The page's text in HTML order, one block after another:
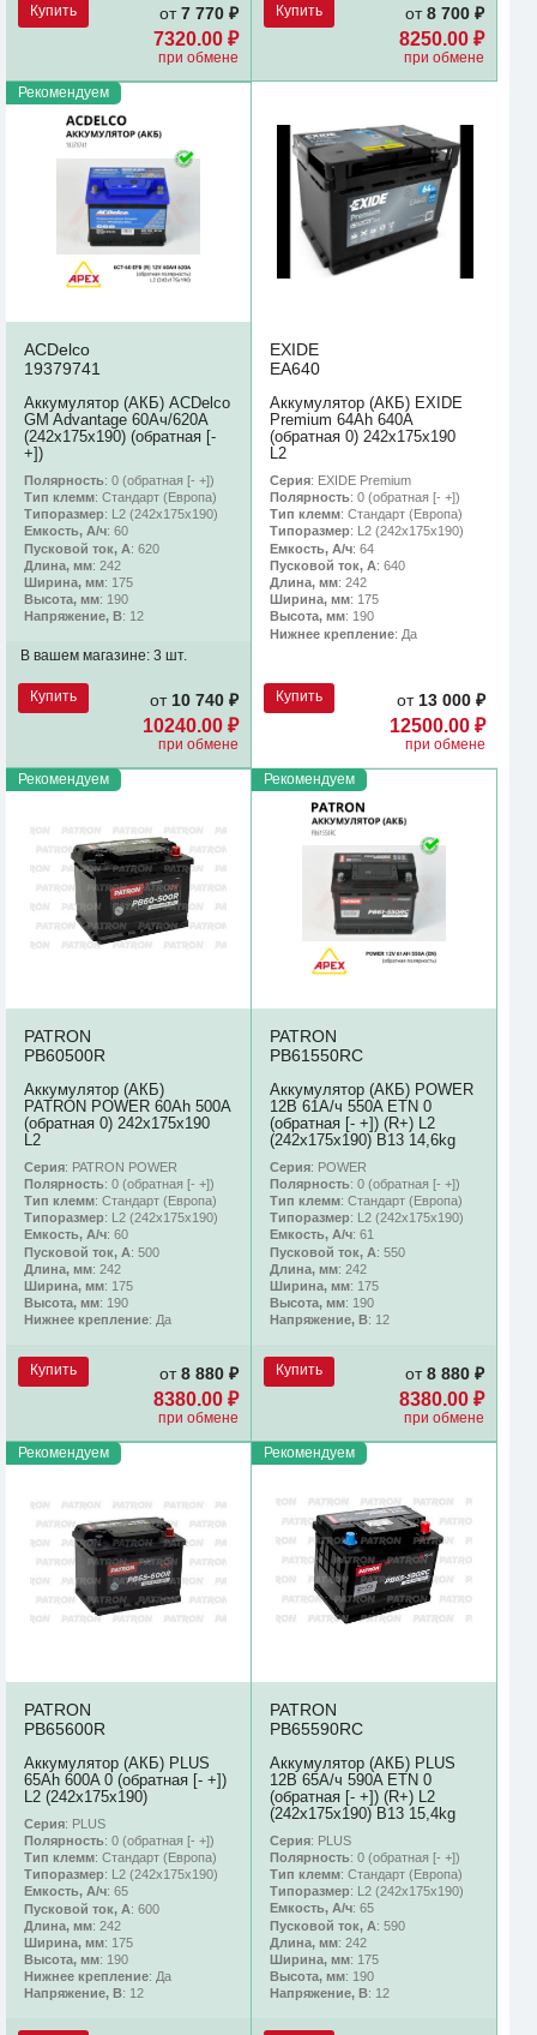
Купить от7 770 ₽
7320.00 ₽
при обмене
Купить от8 700 ₽
8250.00 ₽
при обмене
Рекомендуем
ACDelco
19379741
Аккумулятор (АКБ) ACDelco
GM Advantage 60Ач/620А
(242х175х190) (обратная [-
+])
Полярность: 0 (обратная [- +])
Тип клемм: Стандарт (Европа)
Типоразмер: L2 (242х175х190)
Емкость, А/ч: 60
Пусковой ток, А: 620
Длина, мм: 242
Ширина, мм: 175
Высота, мм: 190
Напряжение, В: 12
В вашем магазине: 3 шт.
Купить от 10 740 ₽
10240.00 ₽
при обмене
EXIDE
EA640
Аккумулятор (АКБ) EXIDE
Premium 64Ah 640A
(обратная 0) 242x175x190
L2
Серия: EXIDE Premium
Полярность: 0 (обратная [- +])
Тип клемм: Стандарт (Европа)
Типоразмер: L2 (242х175х190)
Емкость, А/ч: 64
Пусковой ток, А: 640
Длина, мм: 242
Ширина, мм: 175
Высота, мм: 190
Нижнее крепление: Да
Купить от 13 000 ₽
12500.00 ₽
при обмене
Рекомендуем
PATRON
PB60500R
Аккумулятор (АКБ)
PATRON POWER 60Ah 500A
(обратная 0) 242x175x190
L2
Серия: PATRON POWER
Полярность: 0 (обратная [- +])
Тип клемм: Стандарт (Европа)
Типоразмер: L2 (242х175х190)
Емкость, А/ч: 60
Пусковой ток, А: 500
Длина, мм: 242
Ширина, мм: 175
Высота, мм: 190
Нижнее крепление: Да
Купить от8 880 ₽
8380.00 ₽
при обмене
Рекомендуем
PATRON
PB61550RC
Аккумулятор (АКБ) POWER
12В 61А/ч 550A ETN 0
(обратная [- +]) (R+) L2
(242х175х190) B13 14,6kg
Серия: POWER
Полярность: 0 (обратная [- +])
Тип клемм: Стандарт (Европа)
Типоразмер: L2 (242х175х190)
Емкость, А/ч: 61
Пусковой ток, А: 550
Длина, мм: 242
Ширина, мм: 175
Высота, мм: 190
Напряжение, В: 12
Купить от8 880 ₽
8380.00 ₽
при обмене
Рекомендуем
PATRON
PB65600R
Аккумулятор (АКБ) PLUS
65Ah 600A 0 (обратная [- +])
L2 (242х175х190)
Серия: PLUS
Полярность: 0 (обратная [- +])
Тип клемм: Стандарт (Европа)
Типоразмер: L2 (242х175х190)
Емкость, А/ч: 65
Пусковой ток, А: 600
Длина, мм: 242
Ширина, мм: 175
Высота, мм: 190
Нижнее крепление: Да
Напряжение, В: 12
Рекомендуем
PATRON
PB65590RC
Аккумулятор (АКБ) PLUS
12В 65А/ч 590A ETN 0
(обратная [- +]) (R+) L2
(242х175х190) B13 15,4kg
Серия: PLUS
Полярность: 0 (обратная [- +])
Тип клемм: Стандарт (Европа)
Типоразмер: L2 (242х175х190)
Емкость, А/ч: 65
Пусковой ток, А: 590
Длина, мм: 242
Ширина, мм: 175
Высота, мм: 190
Напряжение, В: 12